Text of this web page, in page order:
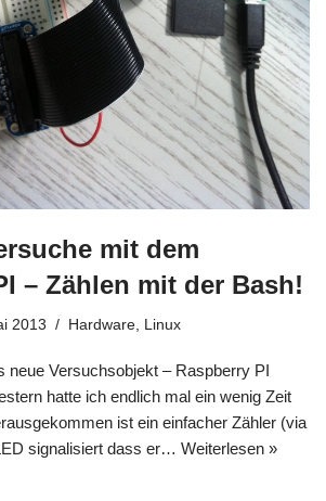
mit dem
– Zählen mit der Bash!
2013 Hardware Linux
neue Versuchsobjekt – Raspberry PI
hatte ich endlich mal ein wenig Zeit
ist ein einfacher Zähler (via
signalisiert dass er… Weiterlesen »